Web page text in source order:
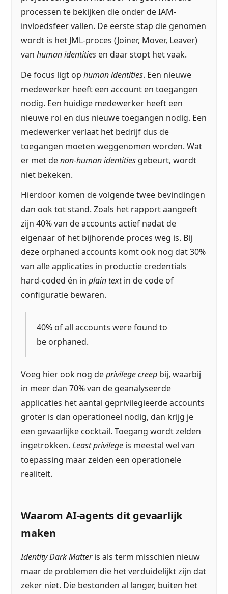
processen te bekijken die onder de IAM-
invloedsfeer vallen. De eerste stap die genomen
wordt is het JML-proces (Joiner, Mover, Leaver)
vanhuman identities en daar stopt het vaak.
De focus ligt ophuman identities. Een nieuwe
medewerker heeft een account en toegangen
nodig. Een huidige medewerker heeft een
nieuwe rol en dus nieuwe toegangen nodig. Een
medewerker verlaat het bedrijf dus de
toegangen moeten weggenomen worden. Wat
er met denon-human identities gebeurt, wordt
niet bekeken.
Hierdoor komen de volgende twee bevindingen
dan ook tot stand. Zoals het rapport aangeeft
zijn 40% van de accounts actief nadat de
eigenaar of het bijhorende proces weg is. Bij
deze orphaned accounts komt ook nog dat 30%
van alle applicaties in productie credentials
hard-coded én inplain textin de code of
configuratie bewaren.
40% of all accounts were found to
be orphaned.
Voeg hier ook nog deprivilege creep bij, waarbij
in meer dan 70% van de geanalyseerde
applicaties het aantal geprivilegieerde accounts
groter is dan operationeel nodig, dan krijg je
een gevaarlijke cocktail. Toegang wordt zelden
ingetrokken.Least privilege is meestal wel van
toepassing maar zelden een operationele
realiteit.
Waarom AI-agents dit gevaarlijk
maken
Identity Dark Matteris als term misschien nieuw
maar de problemen die het verduidelijkt zijn dat
zeker niet. Die bestonden al langer, buiten het